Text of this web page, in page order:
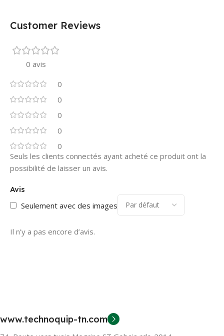
Customer Reviews
0 avis
0
0
0
0
0
Avis
Seulement avec des images
Il n’y a pas encore d’avis.
Seuls les clients connectés ayant acheté ce produit ont la
possibilité de laisser un avis.
www.technoquip-tn.com